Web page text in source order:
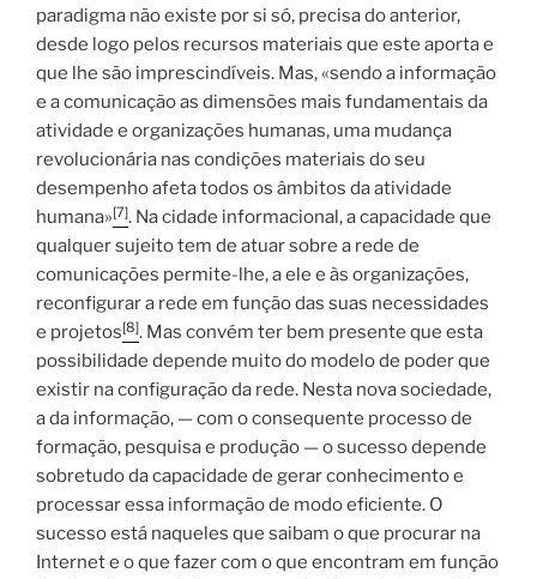
paradigma não existe por si só, precisa do anterior,
desde logo pelos recursos materiais que este aporta e
que lhe são imprescindíveis. Mas, «sendo a informação
e a comunicação as dimensões mais fundamentais da
atividade e organizações humanas, uma mudança
revolucionária nas condições materiais do seu
desempenho afeta todos os âmbitos da atividade
humana»[7]. Na cidade informacional, a capacidade que
qualquer sujeito tem de atuar sobre a rede de
comunicações permite-lhe, a ele e às organizações,
reconfigurar a rede em função das suas necessidades
e projetos[8]. Mas convém ter bem presente que esta
possibilidade depende muito do modelo de poder que
existir na configuração da rede. Nesta nova sociedade,
a da informação, — com o consequente processo de
formação, pesquisa e produção — o sucesso depende
sobretudo da capacidade de gerar conhecimento e
processar essa informação de modo eficiente. O
sucesso está naqueles que saibam o que procurar na
Internet e o que fazer com o que encontram em função